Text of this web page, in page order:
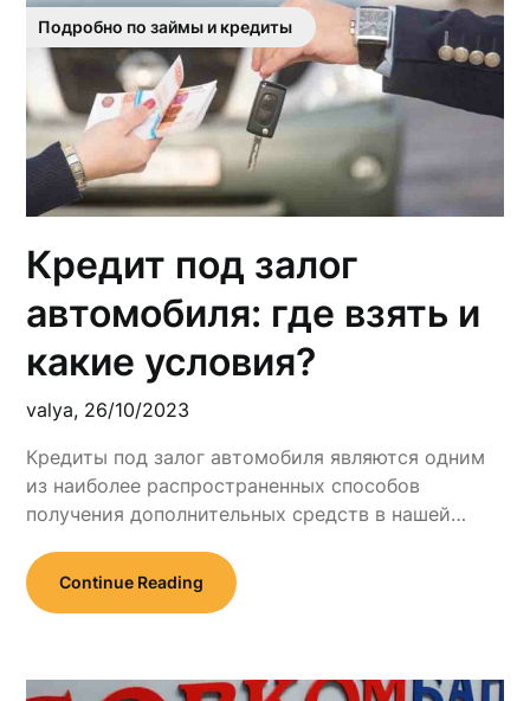
Подробно по займы и кредиты
Кредит под залог
автомобиля: где взять и
какие условия?
valya, 26/10/2023
Кредиты под залог автомобиля являются одним
из наиболее распространенных способов
получения дополнительных средств в нашей…
Continue Reading